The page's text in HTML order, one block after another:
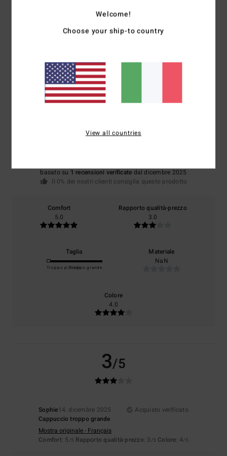
Spedizioni e Resi
Recensioni dei clienti
3.0
basato su 1 recensioni verificate dal dicembre 2025
Il 0% dei nostri clienti consiglia questo prodotto
Comfort
5.0
Rapporto qualità-prezzo
3.0
Taglia
Troppo piccoloTroppo grande
Materiale
NaN
Colore
4.0
3/5
Sophie14. dicembre 2025
Acquisto verificato
Cappuccio troppo grande
Mostra originale - Français
Comfort: 5 /5 Rapporto qualità-prezzo: 3 /5 Colore: 4/5
Welcome!
Choose your ship-to country
View all countries